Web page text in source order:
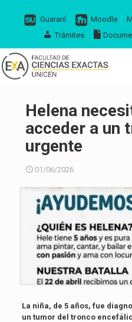
Guaraní Moodle
Trámites
Helena
acceder a un
urgente
01/06/2026
La niña, de 5 años, fue
un tumor del tronco